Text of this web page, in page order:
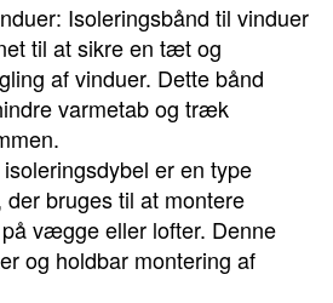
Isoleringsbånd til vinduer
til at sikre en tæt og
af vinduer. Dette bånd
varmetab og træk
er en type
bruges til at montere
vægge eller lofter. Denne
og holdbar montering af